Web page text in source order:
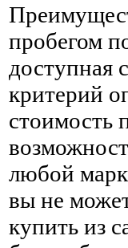
пробегом
доступная
критерий
стоимость
любой
вы не
купить из